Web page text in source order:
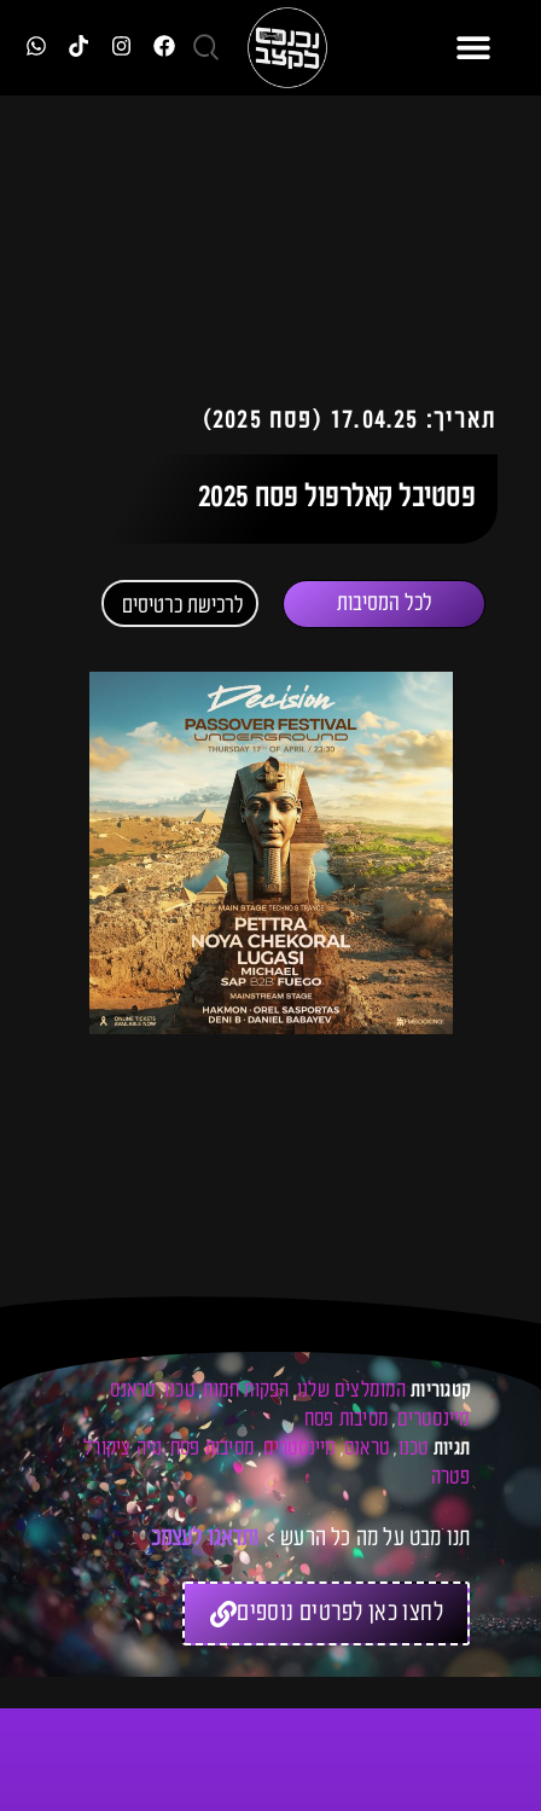
תאריך: 17.04.25 (פסח 2025)
פסטיבל קאלרפול פסח 2025
לכל המסיבות לרכישת כרטיסים
קטגוריות המומלצים שלנו, הפקות חמות,טכנו,טראנס,
מיינסטרים, מסיבות פסח
תגיות טכנו,טראנס,מיינסטרים,מסיבות פסח,נויה ציקורל,
פטרה
תנו מבט על מה כל הרעש > ותדאגו לעצמכם ל
לחצו כאן לפרטים נוספים